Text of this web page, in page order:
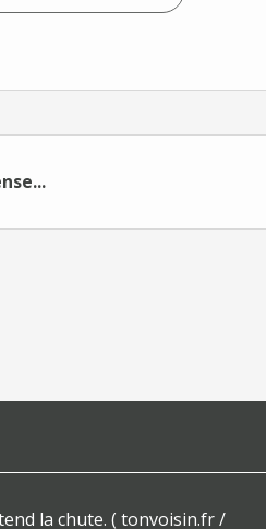
la chute. ( tonvoisin.fr /